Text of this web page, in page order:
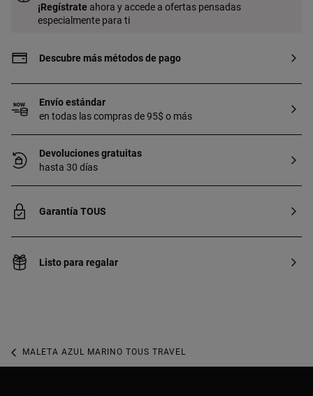
¡Regístrate ahora y accede a ofertas pensadas
especialmente para ti
Descubre más métodos de pago
Envío estándar
en todas las compras de 95$ o más
Devoluciones gratuitas
hasta 30 días
Garantía TOUS
Listo para regalar
MALETA AZUL MARINO TOUS TRAVEL